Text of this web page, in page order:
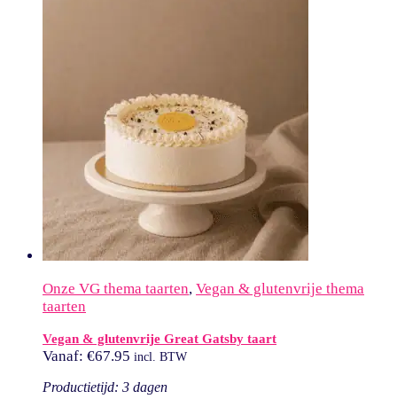
Onze VG thema taarten, Vegan & glutenvrije thema
taarten
Vegan & glutenvrije Great Gatsby taart
Vanaf: €67.95 incl. BTW
Productietijd: 3 dagen